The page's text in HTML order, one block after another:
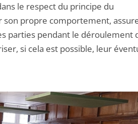
le respect du principe du
son propre comportement,
parties pendant le déroulement
si cela est possible, leur